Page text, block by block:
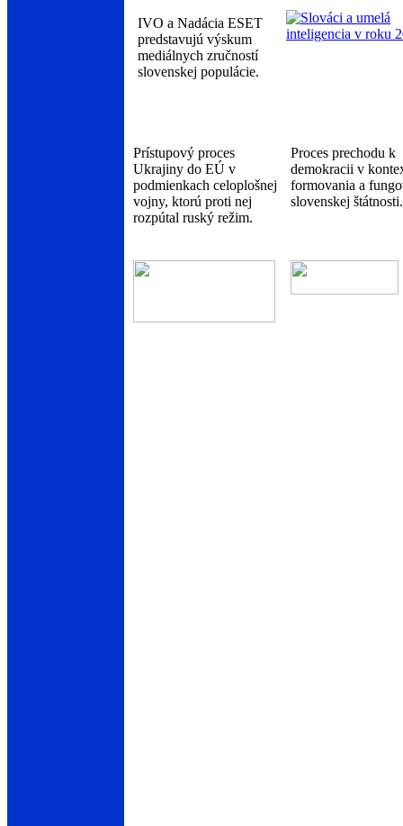
IVO a Nadácia ESET
predstavujú výskum
mediálnych zručností
slovenskej populácie.
Prístupový proces
Ukrajiny do EÚ v
podmienkach celoplošnej
vojny, ktorú proti nej
rozpútal ruský režim.
Proces prechodu k
demokracii v
formovania a
slovenskej štátnosti.